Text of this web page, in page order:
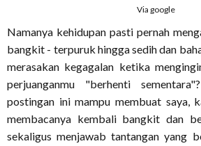
Via google
Namanya kehidupan pasti pernah
bangkit - terpuruk hingga sedih dan
merasakan kegagalan ketika
perjuanganmu "berhenti
postingan ini mampu membuat saya,
membacanya kembali bangkit dan
sekaligus menjawab tantangan yang